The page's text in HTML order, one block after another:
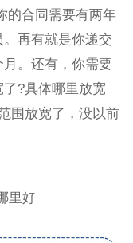
的合同需要有两年
再有就是你递交
。还有，你需要
?具体哪里放宽
围放宽了，没以前